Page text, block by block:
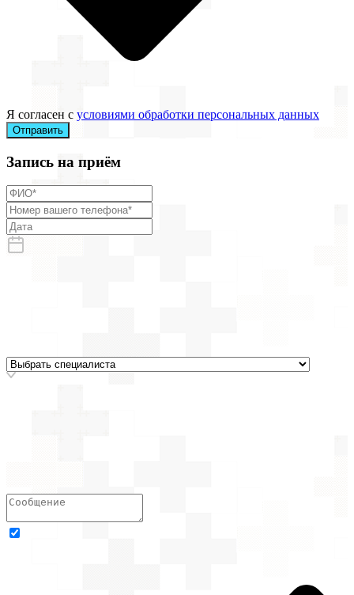
Я согласен с условиями обработки персональных данных
Отправить
Запись на приём